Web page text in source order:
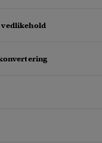
vedlikehold